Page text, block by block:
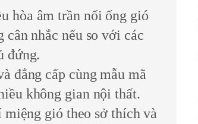
hòa âm trần nối ống gió
nhắc nếu so với các
đứng.
đẳng cấp cùng mẫu mã
không gian nội thất.
gió theo sở thích và